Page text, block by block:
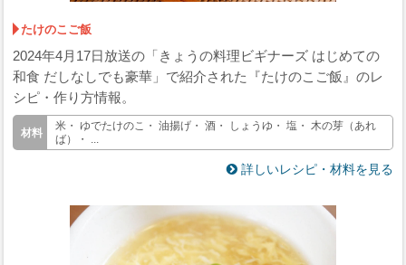
たけのこご飯
2024年4月17日放送の「きょうの料理ビギナーズ はじめての
和食 だしなしでも豪華」で紹介された『たけのこご飯』のレ
シピ・作り方情報。
米・ ゆでたけのこ・ 油揚げ・ 酒・ しょうゆ・ 塩・ 木の芽（あれ
ば）・ ...
詳しいレシピ・材料を見る